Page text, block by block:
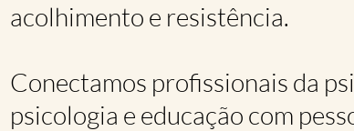
acolhimento e resistência.
Conectamos profissionais da
psicologia e educação com